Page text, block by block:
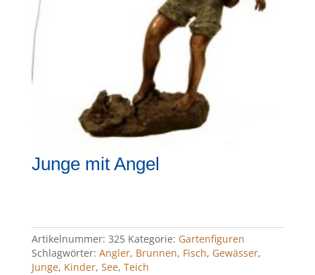
Junge mit Angel
Artikelnummer: 325 Kategorie: Gartenfiguren
Schlagwörter: Angler, Brunnen, Fisch, Gewässer,
Junge, Kinder, See, Teich